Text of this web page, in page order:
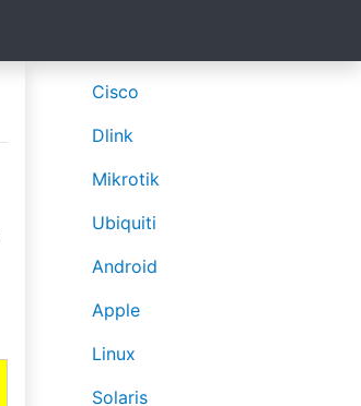
Cisco
Dlink
Mikrotik
Ubiquiti
Android
Apple
Linux
Solaris